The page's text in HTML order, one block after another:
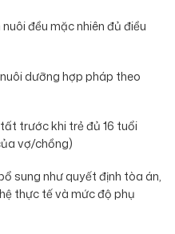
đều mặc nhiên đủ điều
dưỡng hợp pháp theo
trước khi trẻ đủ 16 tuổi
vợ/chồng)
sung như quyết định tòa án,
thực tế và mức độ phụ